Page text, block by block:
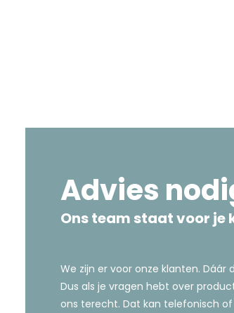
Advies
Ons team staat voor je
We zijn er voor onze klanten.
Dus als je vragen hebt over
ons terecht. Dat kan telefonisch